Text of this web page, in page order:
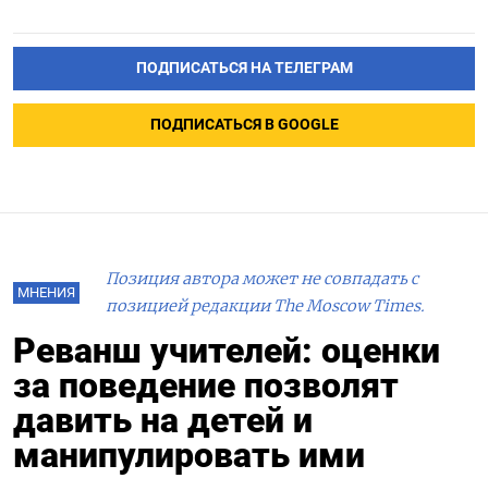
ПОДПИСАТЬСЯ НА ТЕЛЕГРАМ
ПОДПИСАТЬСЯ В GOOGLE
МНЕНИЯ
Позиция автора может не совпадать с
позицией редакции The Moscow Times.
Реванш учителей: оценки
за поведение позволят
давить на детей и
манипулировать ими